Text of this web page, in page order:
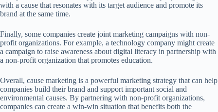
with a cause that resonates with its target audience and promote its
brand at the same time.
Finally, some companies create joint marketing campaigns with non-
profit organizations. For example, a technology company might create
a campaign to raise awareness about digital literacy in partnership with
a non-profit organization that promotes education.
Overall, cause marketing is a powerful marketing strategy that can help
companies build their brand and support important social and
environmental causes. By partnering with non-profit organizations,
companies can create a win-win situation that benefits both the